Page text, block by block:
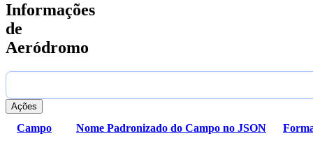
Informações
de
Aeródromo
Ações
Campo Nome Padronizado do Campo no JSON